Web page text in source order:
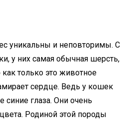
уникальны и неповторимы. С
у них самая обычная шерсть,
как только это животное
сердце. Ведь у кошек
синие глаза. Они очень
Родиной этой породы